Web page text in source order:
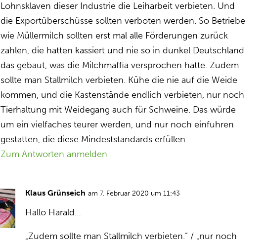
Lohnsklaven dieser Industrie die Leiharbeit verbieten. Und
die Exportüberschüsse sollten verboten werden. So Betriebe
wie Müllermilch sollten erst mal alle Förderungen zurück
zahlen, die hatten kassiert und nie so in dunkel Deutschland
das gebaut, was die Milchmaffia versprochen hatte. Zudem
sollte man Stallmilch verbieten. Kühe die nie auf die Weide
kommen, und die Kastenstände endlich verbieten, nur noch
Tierhaltung mit Weidegang auch für Schweine. Das würde
um ein vielfaches teurer werden, und nur noch einfuhren
gestatten, die diese Mindeststandards erfüllen.
Zum Antworten anmelden
Klaus Grünseich am 7. Februar 2020 um 11:43
Hallo Harald…
„Zudem sollte man Stallmilch verbieten.” / „nur noch